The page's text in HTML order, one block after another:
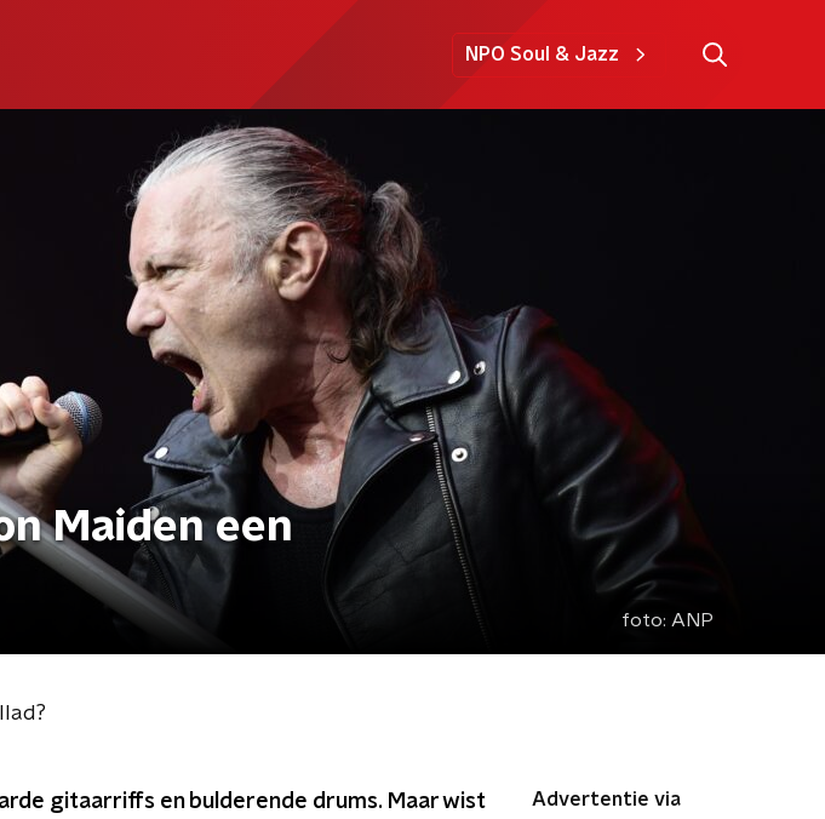
NPO Soul & Jazz
Maiden een
foto: ANP
gitaarriffs en bulderende drums. Maar wist
Advertentie via